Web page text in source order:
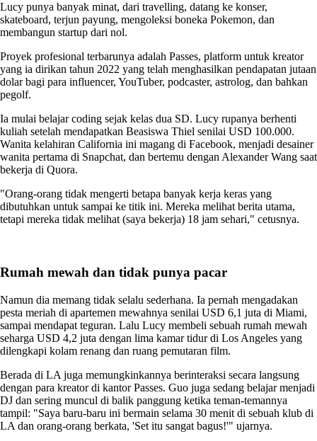
Lucy punya banyak minat, dari travelling, datang ke konser,
skateboard, terjun payung, mengoleksi boneka Pokemon, dan
membangun startup dari nol.
Proyek profesional terbarunya adalah Passes, platform untuk kreator
yang ia dirikan tahun 2022 yang telah menghasilkan pendapatan jutaan
dolar bagi para influencer, YouTuber, podcaster, astrolog, dan bahkan
pegolf.
Ia mulai belajar coding sejak kelas dua SD. Lucy rupanya berhenti
kuliah setelah mendapatkan Beasiswa Thiel senilai USD 100.000.
Wanita kelahiran California ini magang di Facebook, menjadi desainer
wanita pertama di Snapchat, dan bertemu dengan Alexander Wang saat
bekerja di Quora.
"Orang-orang tidak mengerti betapa banyak kerja keras yang
dibutuhkan untuk sampai ke titik ini. Mereka melihat berita utama,
tetapi mereka tidak melihat (saya bekerja) 18 jam sehari," cetusnya.
Rumah mewah dan tidak punya pacar
Namun dia memang tidak selalu sederhana. Ia pernah mengadakan
pesta meriah di apartemen mewahnya senilai USD 6,1 juta di Miami,
sampai mendapat teguran. Lalu Lucy membeli sebuah rumah mewah
seharga USD 4,2 juta dengan lima kamar tidur di Los Angeles yang
dilengkapi kolam renang dan ruang pemutaran film.
Berada di LA juga memungkinkannya berinteraksi secara langsung
dengan para kreator di kantor Passes. Guo juga sedang belajar menjadi
DJ dan sering muncul di balik panggung ketika teman-temannya
tampil: "Saya baru-baru ini bermain selama 30 menit di sebuah klub di
LA dan orang-orang berkata, 'Set itu sangat bagus!'" ujarnya.